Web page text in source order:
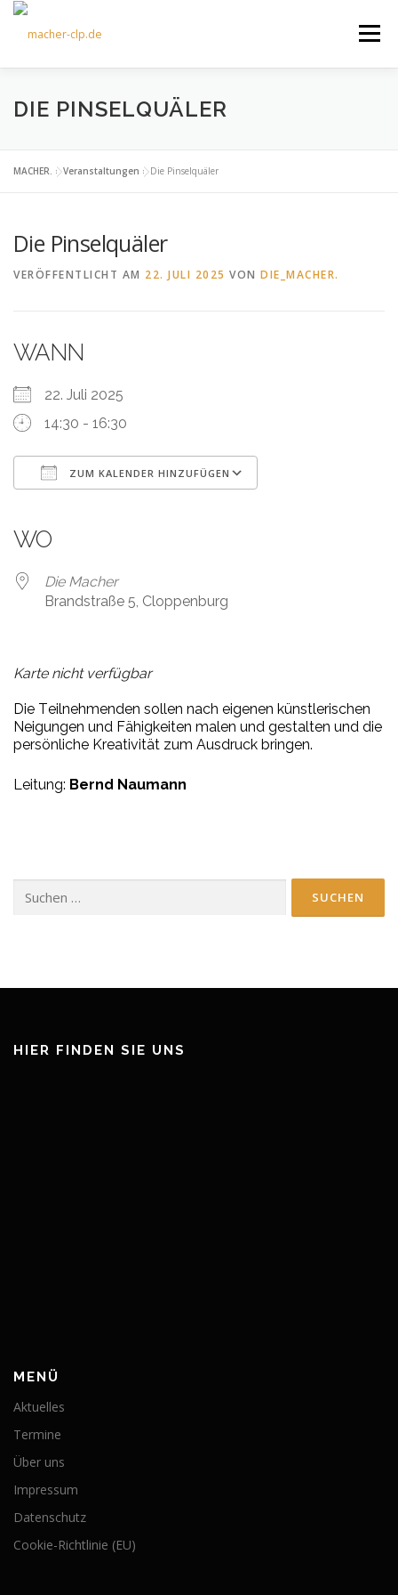
Zum
springen
Menü
ÜBER UNS KULTOURFAHRTEN
TERMINE ANGEBOTE FÖRDERVEREIN
KONTAKT
DIE PINSELQUÄLER
MACHER. »Veranstaltungen »Die Pinselquäler
Die Pinselquäler
VERÖFFENTLICHT AM 22. JULI 2025 VON DIE_MACHER.
WANN
22. Juli 2025
14:30 - 16:30
ZUM KALENDER HINZUFÜGEN
WO
Die Macher
Brandstraße 5, Cloppenburg
Karte nicht verfügbar
Die Teilnehmenden sollen nach eigenen künstlerischen
Neigungen und Fähigkeiten malen und gestalten und die
persönliche Kreativität zum Ausdruck bringen.
Leitung: Bernd Naumann
nach:
HIER FINDEN SIE UNS
MENÜ
Aktuelles
Termine
Über uns
Impressum
Datenschutz
Cookie-Richtlinie (EU)